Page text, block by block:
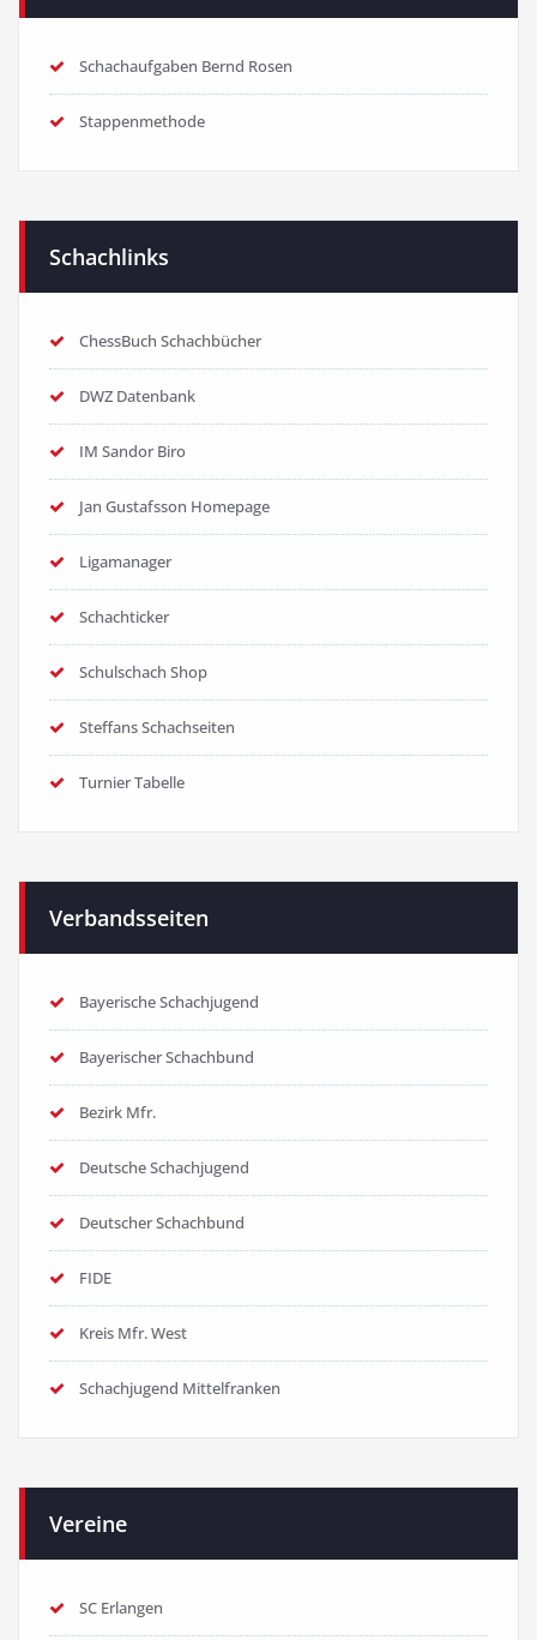
Schachaufgaben Bernd Rosen
Stappenmethode
Schachlinks
ChessBuch Schachbücher
DWZ Datenbank
IM Sandor Biro
Jan Gustafsson Homepage
Ligamanager
Schachticker
Schulschach Shop
Steffans Schachseiten
Turnier Tabelle
Verbandsseiten
Bayerische Schachjugend
Bayerischer Schachbund
Bezirk Mfr.
Deutsche Schachjugend
Deutscher Schachbund
FIDE
Kreis Mfr. West
Schachjugend Mittelfranken
Vereine
SC Erlangen